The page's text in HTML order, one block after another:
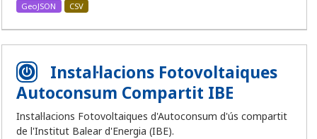
GeoJSON CSV
Instal·lacions Fotovoltaiques
Autoconsum Compartit IBE
Instal·lacions Fotovoltaiques d'Autoconsum d'ús compartit
de l'Institut Balear d'Energia (IBE).